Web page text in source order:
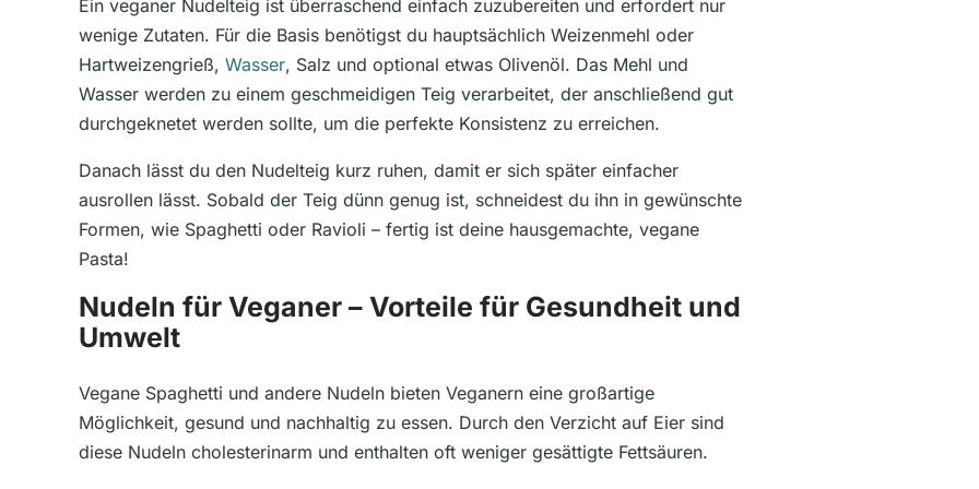
Ein veganer Nudelteig ist überraschend einfach zuzubereiten und erfordert nur
wenige Zutaten. Für die Basis benötigst du hauptsächlich Weizenmehl oder
Hartweizengrieß, Wasser, Salz und optional etwas Olivenöl. Das Mehl und
Wasser werden zu einem geschmeidigen Teig verarbeitet, der anschließend gut
durchgeknetet werden sollte, um die perfekte Konsistenz zu erreichen.
Danach lässt du den Nudelteig kurz ruhen, damit er sich später einfacher
ausrollen lässt. Sobald der Teig dünn genug ist, schneidest du ihn in gewünschte
Formen, wie Spaghetti oder Ravioli – fertig ist deine hausgemachte, vegane
Pasta!
Nudeln für Veganer – Vorteile für Gesundheit und
Umwelt
Vegane Spaghetti und andere Nudeln bieten Veganern eine großartige
Möglichkeit, gesund und nachhaltig zu essen. Durch den Verzicht auf Eier sind
diese Nudeln cholesterinarm und enthalten oft weniger gesättigte Fettsäuren.